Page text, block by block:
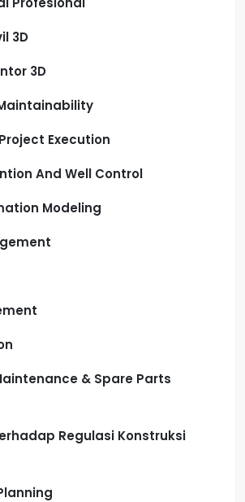
3D
3D
Execution
And Well Control
Modeling
& Spare Parts
Regulasi Konstruksi